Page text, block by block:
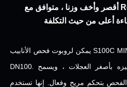
أقصر وأخف وزنا ، متوافق مع Reels الكابلات المتعددة
أعلى من حيث التكلفة
يمكن لروبوت فحص الأنابيب S100C MINI فحص الأنابيب الصغيرة مثل
DN100. يزن 4.5 كجم فقط عند تجهيزه بأصغر العجلات ، ويسمح
بتحكم مريح وفعال. إنها تستخدم